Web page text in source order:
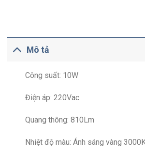
Mô tả
Công suất: 10W
Điện áp: 220Vac
Quang thông: 810Lm
Nhiệt độ màu: Ánh sáng vàng